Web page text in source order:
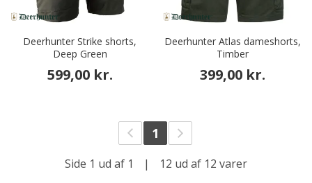
Deerhunter Strike shorts,
Deep Green
599,00 kr.
Deerhunter Atlas dameshorts,
Timber
399,00 kr.
1
Side 1 ud af 1 | 12 ud af 12 varer